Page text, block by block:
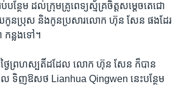
ថែម ដល់ក្រុម​គ្រូ​ពេទ្យ​ស្ម័គ្រចិត្ត​សម្ដេច​តេជោ
កូនប្រុស​ និង​កូនប្រសា​រលោក ហ៊ុន សែន​ ផង​ដែរ
កន្លង​ទៅ។
ថ្ងៃ​ព្រហស្បតិ៍​ដដែល ​លោក ​ហ៊ុន សែន ក៏​បាន​
ទិញ​ឱសថ Lianhua Qingwen នេះ​បន្ថែម​